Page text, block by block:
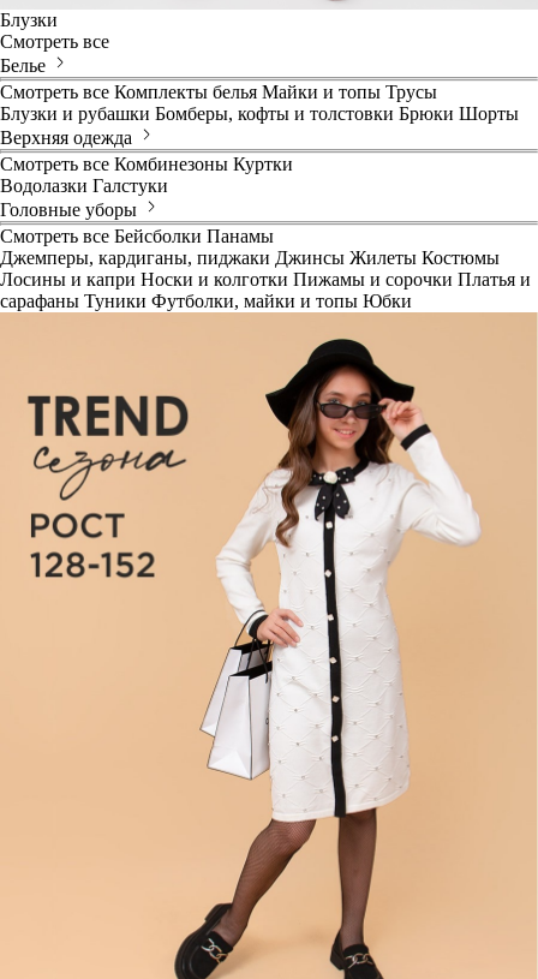
Блузки
Смотреть все
Белье
Смотреть все Комплекты белья Майки и топы Трусы
Блузки и рубашки Бомберы, кофты и толстовки Брюки Шорты
Верхняя одежда
Смотреть все Комбинезоны Куртки
Водолазки Галстуки
Головные уборы
Смотреть все Бейсболки Панамы
Джемперы, кардиганы, пиджаки Джинсы Жилеты Костюмы
Лосины и капри Носки и колготки Пижамы и сорочки Платья и
сарафаны Туники Футболки, майки и топы Юбки